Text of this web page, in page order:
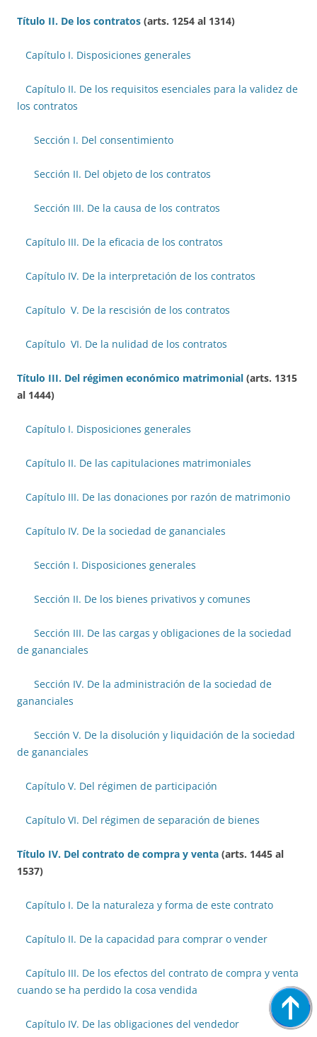
Título II. De los contratos (arts. 1254 al 1314)
Capítulo I. Disposiciones generales
Capítulo II. De los requisitos esenciales para la validez de
los contratos
Sección I. Del consentimiento
Sección II. Del objeto de los contratos
Sección III. De la causa de los contratos
Capítulo III. De la eficacia de los contratos
Capítulo IV. De la interpretación de los contratos
Capítulo V. De la rescisión de los contratos
Capítulo VI. De la nulidad de los contratos
Título III. Del régimen económico matrimonial (arts. 1315
al 1444)
Capítulo I. Disposiciones generales
Capítulo II. De las capitulaciones matrimoniales
Capítulo III. De las donaciones por razón de matrimonio
Capítulo IV. De la sociedad de gananciales
Sección I. Disposiciones generales
Sección II. De los bienes privativos y comunes
Sección III. De las cargas y obligaciones de la sociedad
de gananciales
Sección IV. De la administración de la sociedad de
gananciales
Sección V. De la disolución y liquidación de la sociedad
de gananciales
Capítulo V. Del régimen de participación
Capítulo VI. Del régimen de separación de bienes
Título IV. Del contrato de compra y venta (arts. 1445 al
1537)
Capítulo I. De la naturaleza y forma de este contrato
Capítulo II. De la capacidad para comprar o vender
Capítulo III. De los efectos del contrato de compra y venta
cuando se ha perdido la cosa vendida
Capítulo IV. De las obligaciones del vendedor